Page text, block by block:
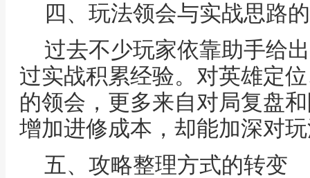
四、玩法领会与实战思路
过去不少玩家依靠助手给
过实战积累经验。对英雄定
的领会，更多来自对局复盘
增加进修成本，却能加深对
五、攻略整理方式的转变